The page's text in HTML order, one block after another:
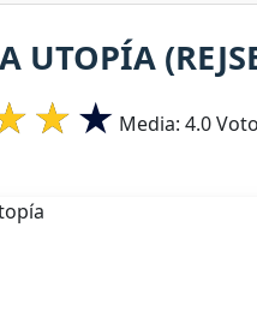
UTOPÍA
Media: 4.0